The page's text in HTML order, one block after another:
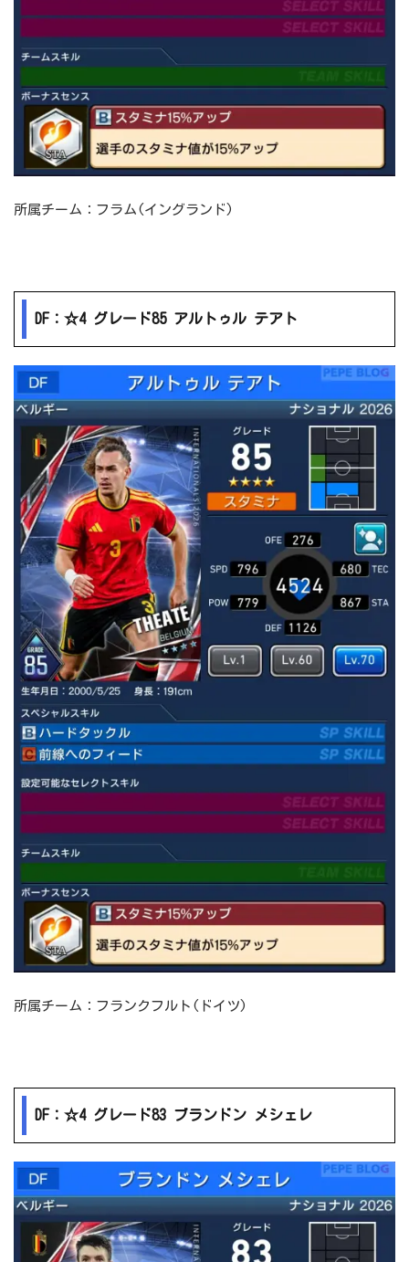
所属チーム：フラム(イングランド)
DF：☆4 グレード85 アルトゥル テアト
所属チーム：フランクフルト(ドイツ)
DF：☆4 グレード83 ブランドン メシェレ